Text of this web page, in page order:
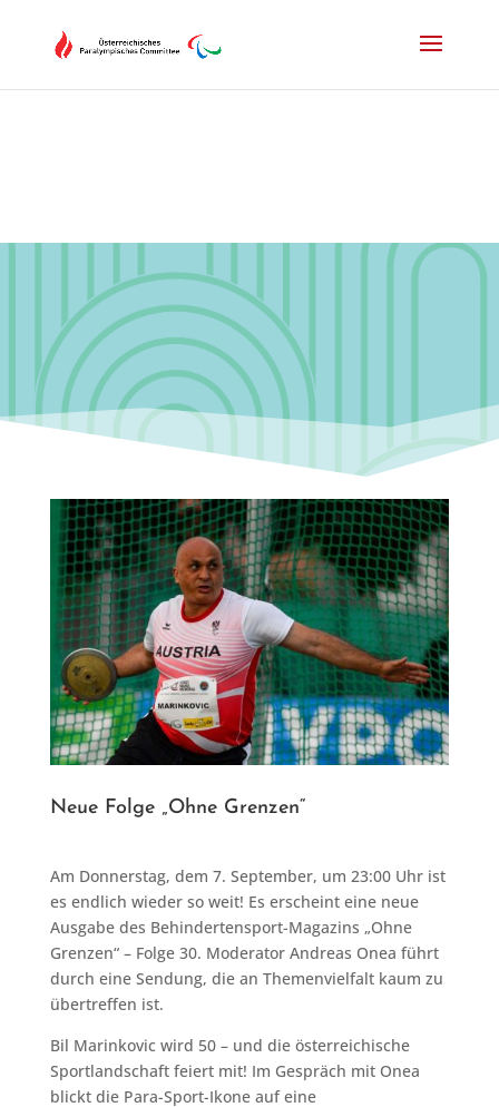
Neue Folge „Ohne Grenzen“
Am Donnerstag, dem 7. September, um 23:00 Uhr ist
es endlich wieder so weit! Es erscheint eine neue
Ausgabe des Behindertensport-Magazins „Ohne
Grenzen“ – Folge 30. Moderator Andreas Onea führt
durch eine Sendung, die an Themenvielfalt kaum zu
übertreffen ist.
Bil Marinkovic wird 50 – und die österreichische
Sportlandschaft feiert mit! Im Gespräch mit Onea
blickt die Para-Sport-Ikone auf eine